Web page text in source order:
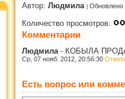
Автор: Людмила Обновлено
Количество просмотров:
Комментарии
Людмила - КОБЫЛА
Ср, 07 нояб. 2012, 20:56:30
Есть вопрос или